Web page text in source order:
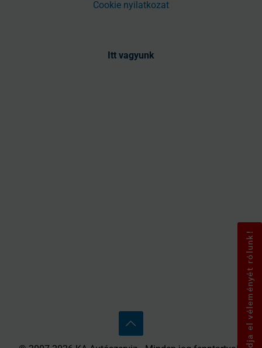
Cookie nyilatkozat
Itt vagyunk
Mondja el véleményét rólunk!